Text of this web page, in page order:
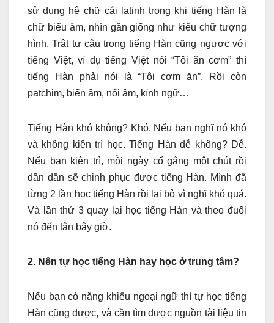
sử dụng hệ chữ cái latinh trong khi tiếng Hàn là
chữ biểu âm, nhìn gần giống như kiểu chữ tượng
hình. Trật tự câu trong tiếng Hàn cũng ngược với
tiếng Việt, ví dụ tiếng Việt nói “Tôi ăn cơm” thì
tiếng Hàn phải nói là “Tôi cơm ăn”. Rồi còn
patchim, biến âm, nối âm, kính ngữ…
Tiếng Hàn khó không? Khó. Nếu bạn nghĩ nó khó
và không kiên trì học. Tiếng Hàn dễ không? Dễ.
Nếu bạn kiên trì, mỗi ngày cố gắng một chút rồi
dần dần sẽ chinh phục được tiếng Hàn. Mình đã
từng 2 lần học tiếng Hàn rồi lại bỏ vì nghĩ khó quá.
Và lần thứ 3 quay lại học tiếng Hàn và theo đuổi
nó đến tận bây giờ.
2. Nên tự học tiếng Hàn hay học ở trung tâm?
Nếu bạn có năng khiếu ngoại ngữ thì tự học tiếng
Hàn cũng được, và cần tìm được nguồn tài liệu tin